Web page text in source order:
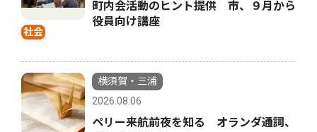
社会
町内会活動のヒント提供 市、９月から
役員向け講座
横須賀・三浦
2026.08.06
ペリー来航前夜を知る オランダ通詞、